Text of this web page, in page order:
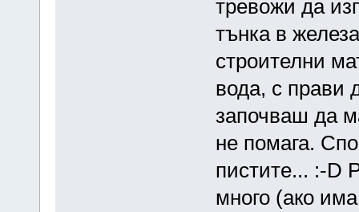
тревожи да
тънка в
строителни
вода, с прави
започваш да
не помага.
пистите... :-D
много (ако